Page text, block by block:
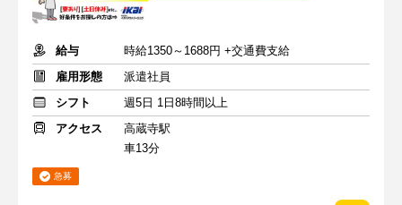
給与
時給1350～1688円 +交通費支給
雇用形態
派遣社員
シフト
週5日 1日8時間以上
アクセス
高蔵寺駅
車13分
急募